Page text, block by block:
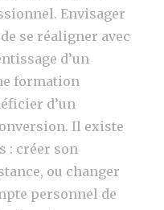
Envisager
se réaligner avec
d’un
formation
d’un
Il existe
: créer son
ou changer
personnel de